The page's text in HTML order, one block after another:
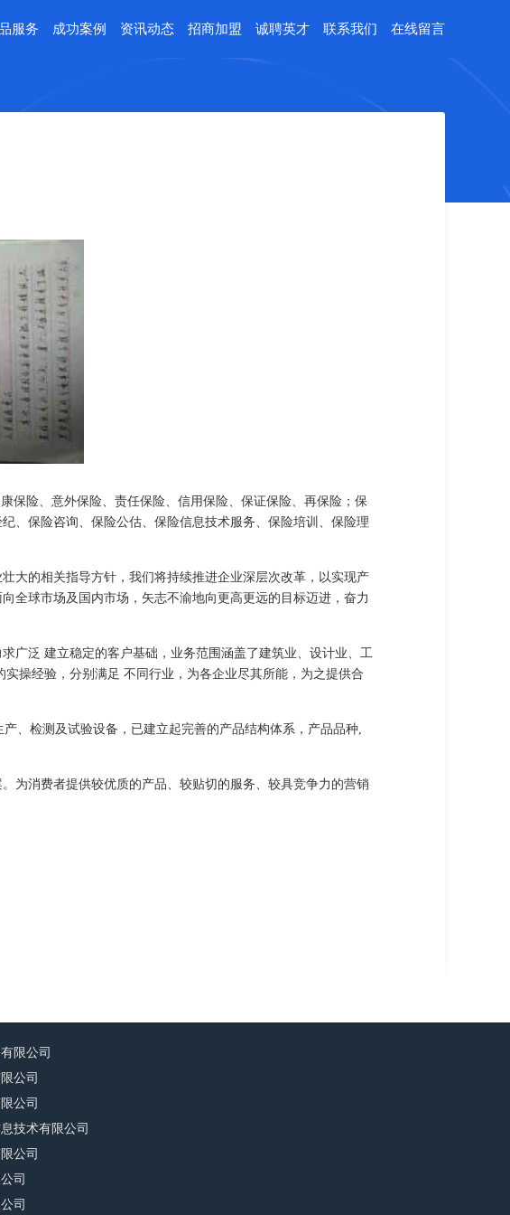
服务 成功案例 资讯动态 招商加盟 诚聘英才 联系我们 在线留言
保险、意外保险、责任保险、信用保险、保证保险、再保险；保
、保险咨询、保险公估、保险信息技术服务、保险培训、保险理
大的相关指导方针，我们将持续推进企业深层次改革，以实现产
全球市场及国内市场，矢志不渝地向更高更远的目标迈进，奋力
广泛 建立稳定的客户基础，业务范围涵盖了建筑业、设计业、工
操经验，分别满足 不同行业，为各企业尽其所能，为之提供合
、检测及试验设备，已建立起完善的产品结构体系，产品品种,
为消费者提供较优质的产品、较贴切的服务、较具竞争力的营销
限公司
公司
公司
技术有限公司
公司
司
司